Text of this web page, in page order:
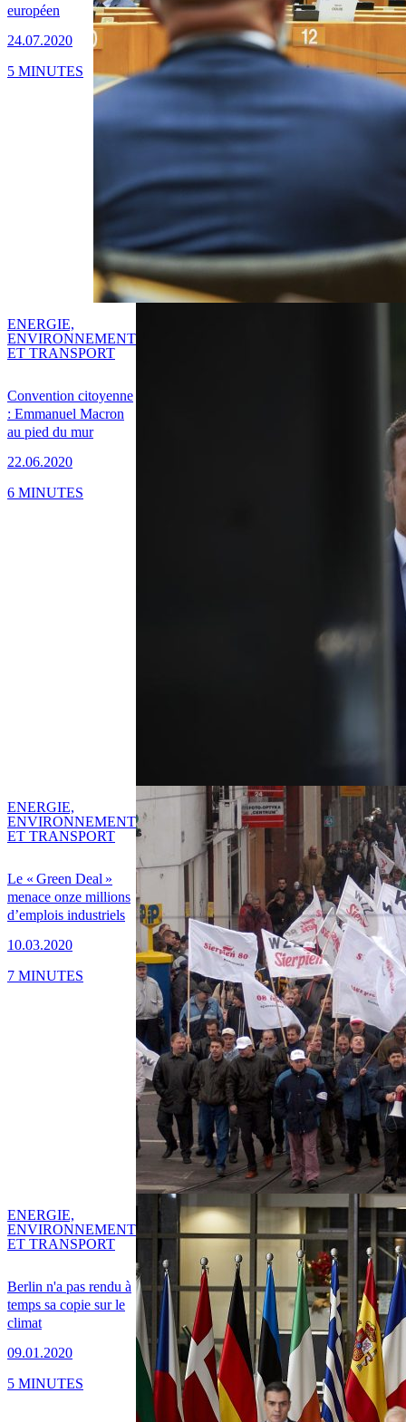
européen
24.07.2020
5 MINUTES
Convention citoyenne
: Emmanuel Macron
au pied du mur
22.06.2020
ENERGIE,
ENVIRONNEMENT
ET TRANSPORT
6 MINUTES
Le « Green Deal »
menace onze millions
d’emplois industriels
10.03.2020
ENERGIE,
ENVIRONNEMENT
ET TRANSPORT
7 MINUTES
Berlin n'a pas rendu à
temps sa copie sur le
climat
09.01.2020
ENERGIE,
ENVIRONNEMENT
ET TRANSPORT
5 MINUTES